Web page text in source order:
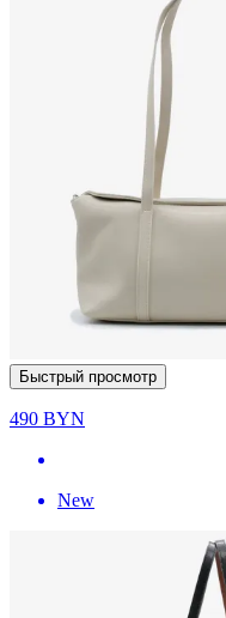
Быстрый просмотр
490 BYN
New